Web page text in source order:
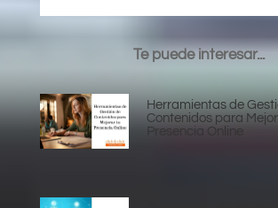
Te puede interesar...
Herramientas de
Contenidos para
Presencia Online